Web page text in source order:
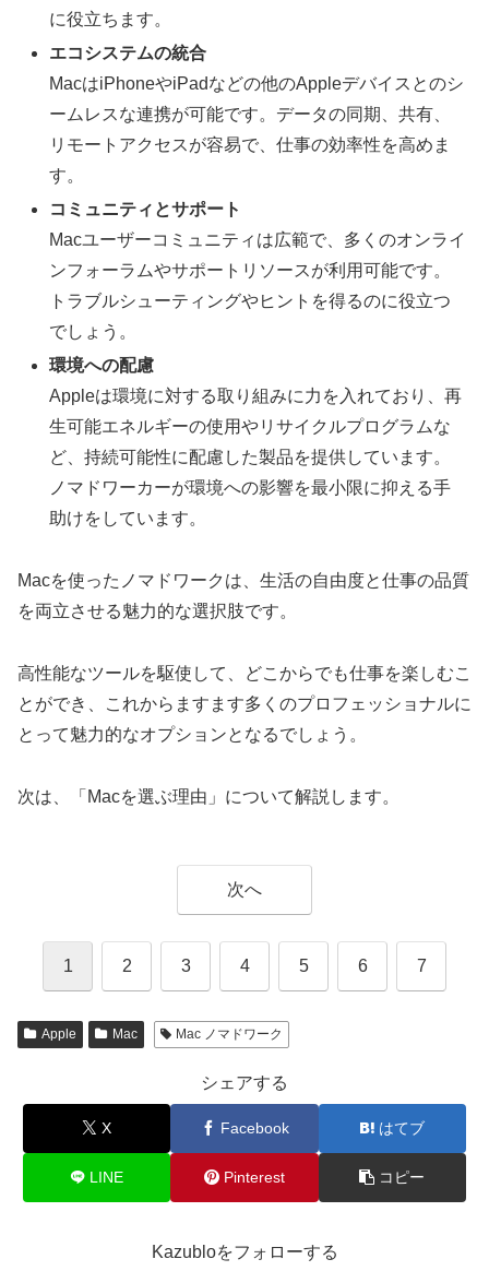
に役立ちます。
エコシステムの統合
MacはiPhoneやiPadなどの他のAppleデバイスとのシ
ームレスな連携が可能です。データの同期、共有、
リモートアクセスが容易で、仕事の効率性を高めま
す。
コミュニティとサポート
Macユーザーコミュニティは広範で、多くのオンライ
ンフォーラムやサポートリソースが利用可能です。
トラブルシューティングやヒントを得るのに役立つ
でしょう。
環境への配慮
Appleは環境に対する取り組みに力を入れており、再
生可能エネルギーの使用やリサイクルプログラムな
ど、持続可能性に配慮した製品を提供しています。
ノマドワーカーが環境への影響を最小限に抑える手
助けをしています。
Macを使ったノマドワークは、生活の自由度と仕事の品質
を両立させる魅力的な選択肢です。
高性能なツールを駆使して、どこからでも仕事を楽しむこ
とができ、これからますます多くのプロフェッショナルに
とって魅力的なオプションとなるでしょう。
次は、「Macを選ぶ理由」について解説します。
次へ
1 2 3 4 5 6 7
Apple Mac Mac ノマドワーク
シェアする
X Facebook はてブ
LINE Pinterest コピー
Kazubloをフォローする